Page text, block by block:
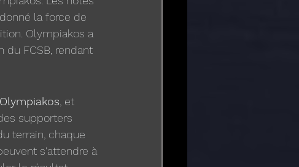
la force de
Olympiakos a
FCSB, rendant
Olympiakos , et
supporters
terrain, chaque
s'attendre à